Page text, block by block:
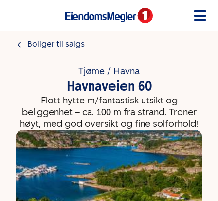
Boliger til salgs
Tjøme / Havna
Havnaveien 60
Flott hytte m/fantastisk utsikt og
beliggenhet – ca. 100 m fra strand. Troner
høyt, med god oversikt og fine solforhold!